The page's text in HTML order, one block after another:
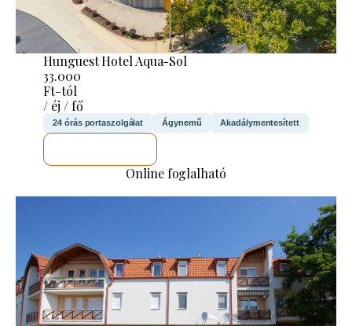
Hunguest Hotel Aqua-Sol
33.000
Ft-tól
/ éj / fő
24 órás portaszolgálat Ágynemű Akadálymentesített
Online foglalható